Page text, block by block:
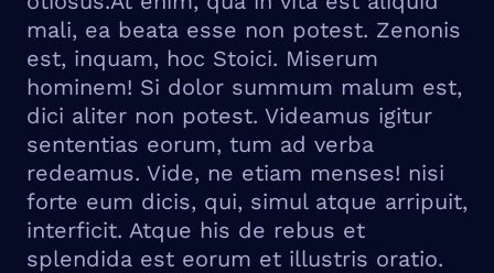
mali, ea beata esse non potest. Zenonis
est, inquam, hoc Stoici. Miserum
hominem! Si dolor summum malum est,
dici aliter non potest. Videamus igitur
sententias eorum, tum ad verba
redeamus. Vide, ne etiam menses! nisi
forte eum dicis, qui, simul atque arripuit,
interficit. Atque his de rebus et
splendida est eorum et illustris oratio.